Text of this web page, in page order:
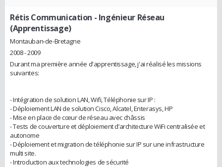
Rétis Communication - Ingénieur Réseau
(Apprentissage)
Montauban-de-Bretagne
2008 - 2009
Durant ma première année d'apprentissage, j'ai réalisé les missions
suivantes:
- Intégration de solution LAN, Wifi, Téléphonie sur IP :
- Déploiement LAN de solution Cisco, Alcatel, Enterasys, HP
- Mise en place de cœur de réseau avec châssis
- Tests de couverture et déploiement d’architecture WiFi centralisée et
autonome
- Déploiement et migration de téléphonie sur IP sur une infrastructure
multi site.
- Introduction aux technologies de sécurité